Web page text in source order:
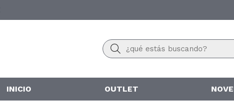
Buscar
INICIO OUTLET